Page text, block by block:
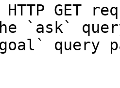
HTTP GET
`ask`
query